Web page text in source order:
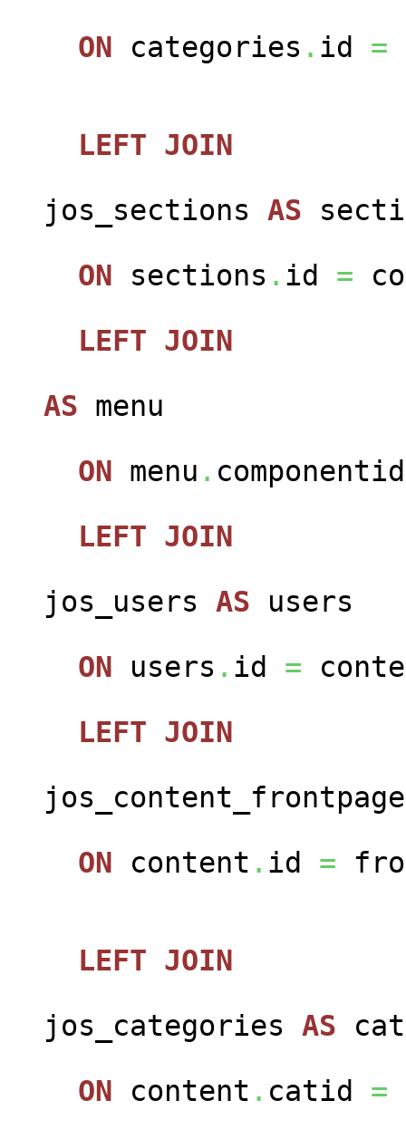
ON categories . id =
LEFT JOIN
jos_sections AS
ON sections . id =
LEFT JOIN
AS menu
ON menu .
LEFT JOIN
jos_users AS users
ON users . id =
LEFT JOIN
ON content . id =
LEFT JOIN
jos_categories AS
ON content . catid =